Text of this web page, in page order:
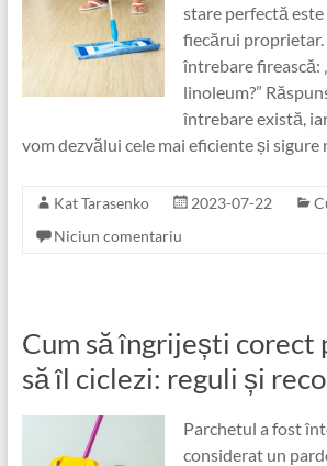
stare perfectă
fiecărui proprietar.
întrebare firească:
linoleum?”
întrebare există,
vom dezvălui cele mai eficiente și sigure
Kat Tarasenko 2023-07-22
Niciun comentariu
Cum să îngrijești corect
să îl ciclezi: reguli și
Parchetul a fost
considerat un